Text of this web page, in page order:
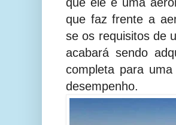
que faz frente a
se os requisitos de
acabará sendo
completa para
desempenho.